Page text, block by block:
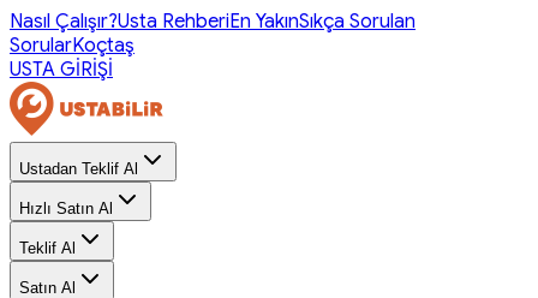
Nasıl Çalışır?Usta RehberiEn YakınSıkça Sorulan
SorularKoçtaş
USTA GİRİŞİ
Ustadan Teklif Al
Hızlı Satın Al
Teklif Al
Satın Al